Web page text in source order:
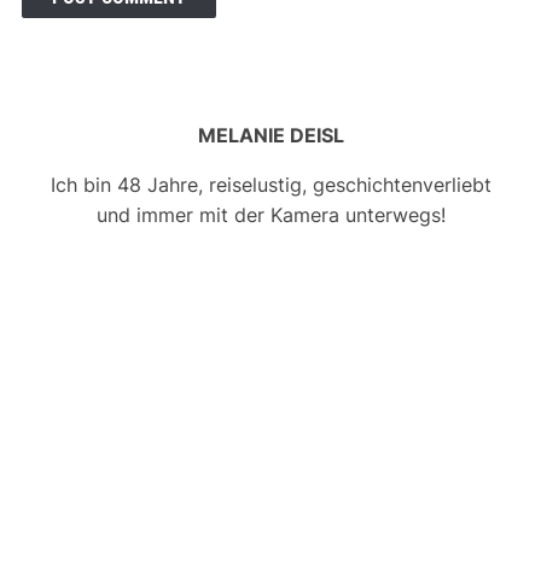
MELANIE DEISL
Ich bin 48 Jahre, reiselustig, geschichtenverliebt
und immer mit der Kamera unterwegs!